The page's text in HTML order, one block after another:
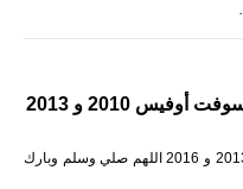
تحميل تعريب مايكروسوفت أوفيس 2010 و 2013
تحميل تعريب مايكروسوفت أوفيس 2010 و 2013 و 2016 اللهم صلي وسلم وبارك